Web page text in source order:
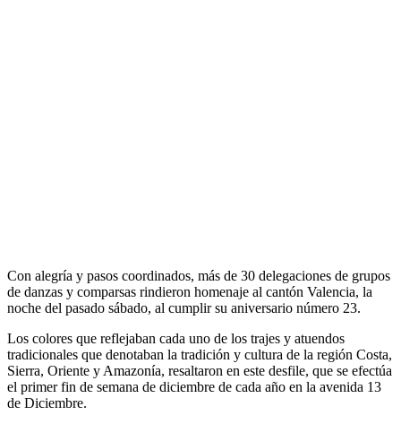
Con alegría y pasos coordinados, más de 30 delegaciones de grupos
de danzas y comparsas rindieron homenaje al cantón Valencia, la
noche del pasado sábado, al cumplir su aniversario número 23.
Los colores que reflejaban cada uno de los trajes y atuendos
tradicionales que denotaban la tradición y cultura de la región Costa,
Sierra, Oriente y Amazonía, resaltaron en este desfile, que se efectúa
el primer fin de semana de diciembre de cada año en la avenida 13
de Diciembre.